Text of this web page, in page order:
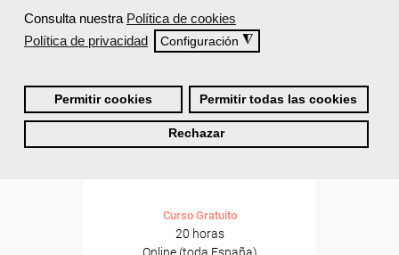
Consulta nuestra Política de cookies
Política de privacidad
Configuración ◮
Permitir cookies Permitir todas las cookies
Rechazar
Sector
-Hosteleria y Turismo.
Cursos Femxa
Planificación de menús y
Curso Gratuito
20 horas